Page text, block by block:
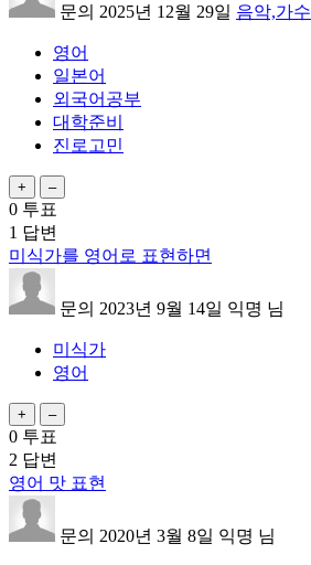
문의 2025년 12월 29일 음악,가수
영어
일본어
외국어공부
대학준비
진로고민
0 투표
1 답변
미식가를 영어로 표현하면
문의 2023년 9월 14일 익명 님
미식가
영어
0 투표
2 답변
영어 맛 표현
문의 2020년 3월 8일 익명 님